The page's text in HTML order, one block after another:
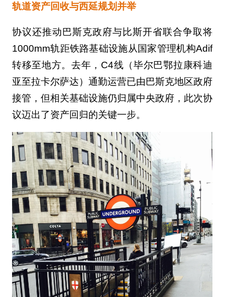
轨道资产回收与西延规划并举
协议还推动巴斯克政府与比斯开省联合争取将
1000mm轨距铁路基础设施从国家管理机构Adif
转移至地方。去年，C4线（毕尔巴鄂拉康科迪
亚至拉卡尔萨达）通勤运营已由巴斯克地区政府
接管，但相关基础设施仍归属中央政府，此次协
议迈出了资产回归的关键一步。